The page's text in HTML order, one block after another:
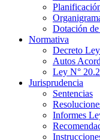
Dotación de
Normativa
Decreto
Autos
Ley N°
Jurisprudencia
Sentencias
Informes